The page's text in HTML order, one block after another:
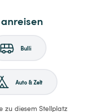
Bulli
Auto & Zelt
zu diesem Stellplatz